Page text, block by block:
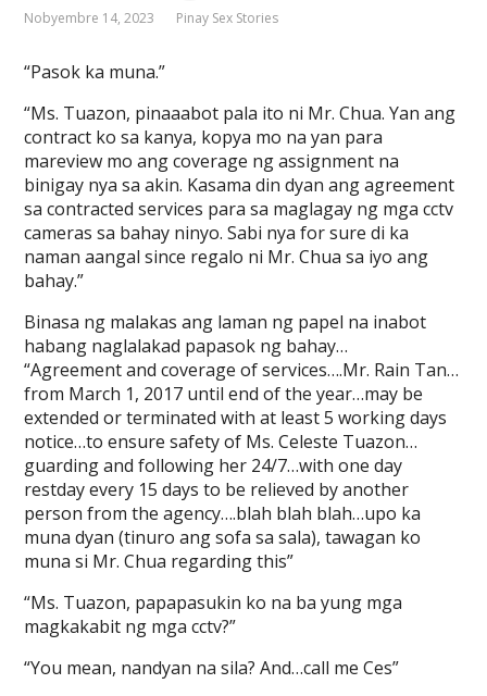
Nobyembre 14, 2023 Pinay Sex Stories
“Pasok ka muna.”
“Ms. Tuazon, pinaaabot pala ito ni Mr. Chua. Yan ang
contract ko sa kanya, kopya mo na yan para
mareview mo ang coverage ng assignment na
binigay nya sa akin. Kasama din dyan ang agreement
sa contracted services para sa maglagay ng mga cctv
cameras sa bahay ninyo. Sabi nya for sure di ka
naman aangal since regalo ni Mr. Chua sa iyo ang
bahay.”
Binasa ng malakas ang laman ng papel na inabot
habang naglalakad papasok ng bahay…
“Agreement and coverage of services….Mr. Rain Tan…
from March 1, 2017 until end of the year…may be
extended or terminated with at least 5 working days
notice…to ensure safety of Ms. Celeste Tuazon…
guarding and following her 24/7…with one day
restday every 15 days to be relieved by another
person from the agency….blah blah blah…upo ka
muna dyan (tinuro ang sofa sa sala), tawagan ko
muna si Mr. Chua regarding this”
“Ms. Tuazon, papapasukin ko na ba yung mga
magkakabit ng mga cctv?”
“You mean, nandyan na sila? And…call me Ces”